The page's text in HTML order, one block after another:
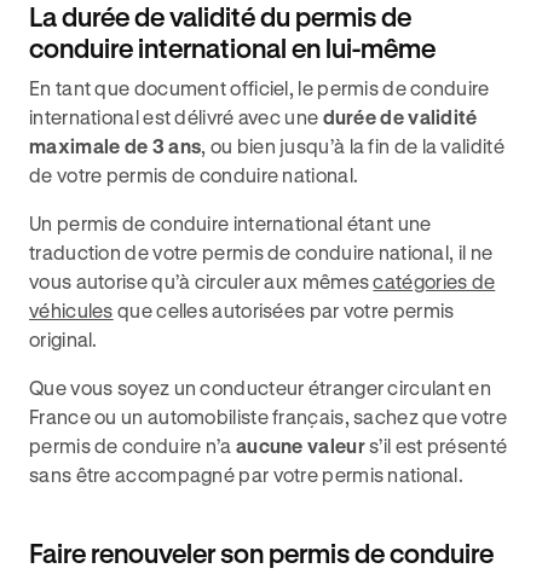
La durée de validité du permis de
conduire international en lui-même
En tant que document officiel, le permis de conduire
international est délivré avec une durée de validité
maximale de 3 ans, ou bien jusqu’à la fin de la validité
de votre permis de conduire national.
Un permis de conduire international étant une
traduction de votre permis de conduire national, il ne
vous autorise qu’à circuler aux mêmescatégories de
véhicules que celles autorisées par votre permis
original.
Que vous soyez un conducteur étranger circulant en
France ou un automobiliste français, sachez que votre
permis de conduire n’a aucune valeurs’il est présenté
sans être accompagné par votre permis national.
Faire renouveler son permis de conduire